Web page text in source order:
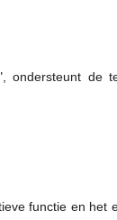
ondersteunt
functie en